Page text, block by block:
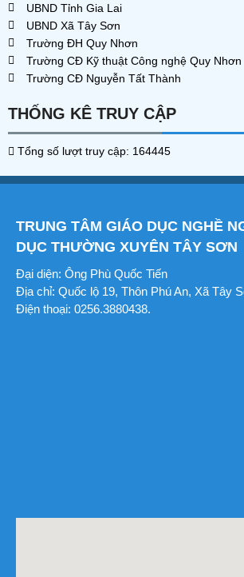
UBND Tỉnh Gia Lai
UBND Xã Tây Sơn
Trường ĐH Quy Nhơn
Trường CĐ Kỹ thuật Công nghệ Quy Nhơn
Trường CĐ Nguyễn Tất Thành
THỐNG KÊ TRUY CẬP
Tổng số lượt truy cập: 164445
TRUNG TÂM GIÁO DỤC NGHỀ
DỤC THƯỜNG XUYÊN TÂY SƠN
Đại diện: Ông Phù Quốc Tiến
Địa chỉ: Quốc lộ 19, Thôn Phú An, Xã Tây
Điện thoại: 0256.3880438.